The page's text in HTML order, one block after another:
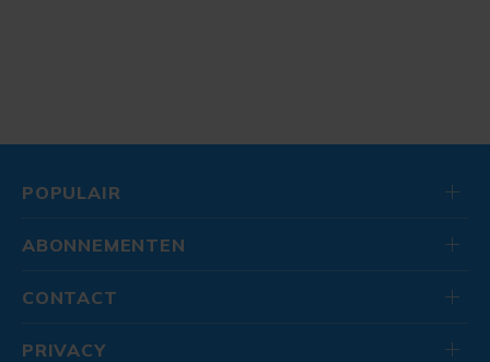
POPULAIR
ABONNEMENTEN
CONTACT
PRIVACY